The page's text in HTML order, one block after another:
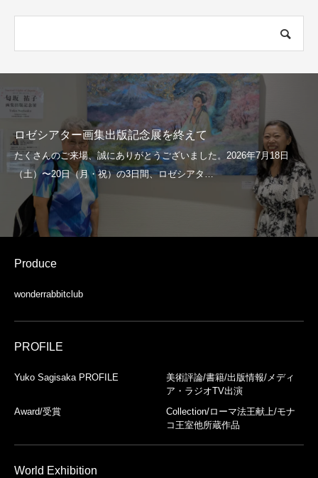
ロゼシアター画集出版記念展を終えて
Produce
wonderrabbitclub
PROFILE
Yuko Sagisaka PROFILE
美術評論/書籍/出版情報/メディ
ア・ラジオTV出演
Award/受賞
Collection/ローマ法王献上/モナ
コ王室他所蔵作品
World Exhibition